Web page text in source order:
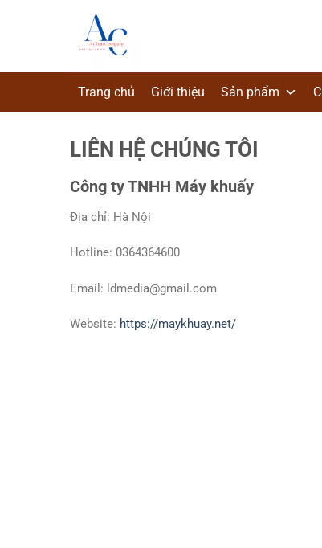
dung
Trang chủ Giới thiệu Sản phẩm
LIÊN HỆ CHÚNG TÔI
Công ty TNHH Máy khuấy
Địa chỉ: Hà Nội
Hotline: 0364364600
Email: ldmedia@gmail.com
Website: https://maykhuay.net/